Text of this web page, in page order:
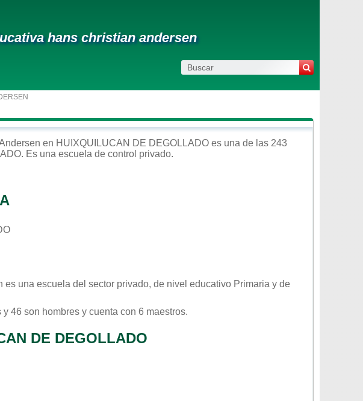
hans christian andersen
en HUIXQUILUCAN DE DEGOLLADO es una de las 243
. Es una escuela de control privado.
es una escuela del sector privado, de nivel educativo Primaria y de
46 son hombres y cuenta con 6 maestros.
DE DEGOLLADO